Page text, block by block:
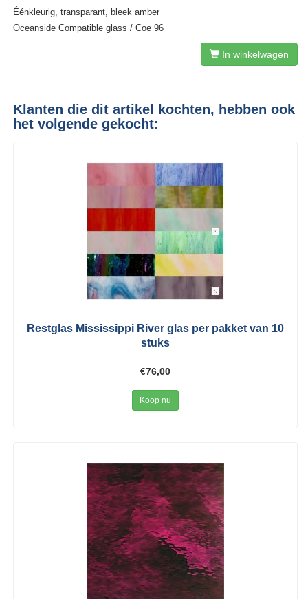
Éénkleurig, transparant, bleek amber
Oceanside Compatible glass / Coe 96
In winkelwagen
Klanten die dit artikel kochten, hebben ook
het volgende gekocht:
Restglas Mississippi River glas per pakket van 10
stuks
€76,00
Koop nu